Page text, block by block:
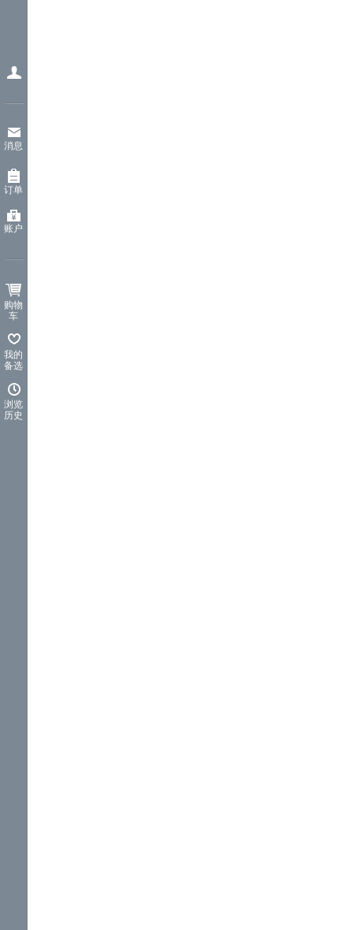
消息
订单
账户
购物
车
我的
备选
浏览
历史